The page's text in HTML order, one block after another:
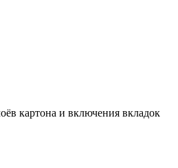
картона и включения вкладок